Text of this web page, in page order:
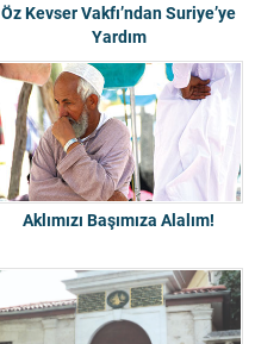
Öz Kevser Vakfı’ndan Suriye’ye
Yardım
Aklımızı Başımıza Alalım!